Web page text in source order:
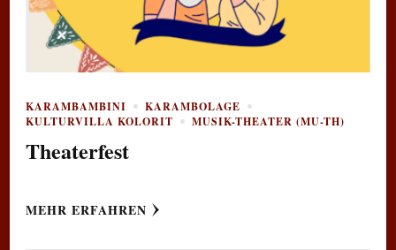
KARAMBAMBINI
KARAMBOLAGE
KULTURVILLA KOLORIT
MUSIK-THEATER (MU-TH)
Theaterfest
MEHR ERFAHREN